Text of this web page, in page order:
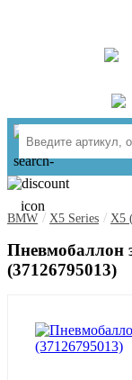
BMW / X5 Series / X5
Пневмобаллон
(37126795013)